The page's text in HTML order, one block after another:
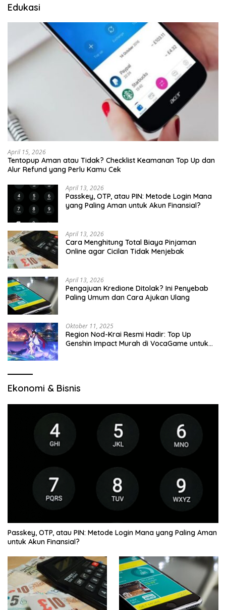
Edukasi
April 15, 2026
Tentopup Aman atau Tidak? Checklist Keamanan Top Up dan
Alur Refund yang Perlu Kamu Cek
April 13, 2026
Passkey, OTP, atau PIN: Metode Login Mana
yang Paling Aman untuk Akun Finansial?
April 13, 2026
Cara Menghitung Total Biaya Pinjaman
Online agar Cicilan Tidak Menjebak
April 13, 2026
Pengajuan Kredione Ditolak? Ini Penyebab
Paling Umum dan Cara Ajukan Ulang
Oktober 11, 2025
Region Nod-Krai Resmi Hadir: Top Up
Genshin Impact Murah di VocaGame untuk
Ekonomi & Bisnis
Passkey, OTP, atau PIN: Metode Login Mana yang Paling Aman
untuk Akun Finansial?